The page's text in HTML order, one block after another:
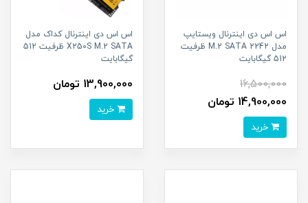
اس اس دی اینترنال ویستایپ
مدل M.2 SATA 2242 ظرفیت
512 گیگابایت
16,500,000
14,900,000 تومان
اس اس دی اینترنال کداک مدل
X250S M.2 SATA ظرفیت 512
گیگابایت
13,900,000 تومان